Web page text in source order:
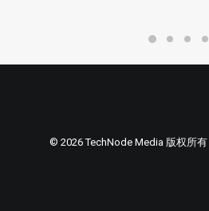
© 2026 TechNode Media 版权所有